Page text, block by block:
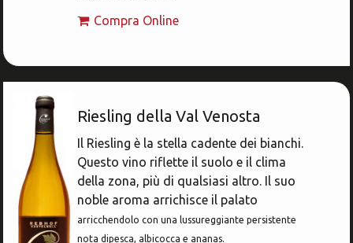
Compra Online
Riesling della Val Venosta
Il Riesling è la stella cadente dei bianchi.
Questo vino riflette il suolo e il clima
della zona, più di qualsiasi altro. Il suo
noble aroma arrichisce il palato
arricchendolo con una lussureggiante persistente
nota dipesca, albicocca e ananas.